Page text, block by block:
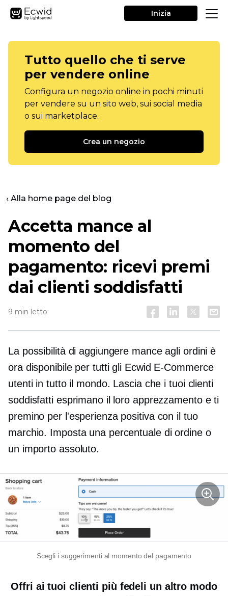
Inizia
Tutto quello che ti serve
per vendere online
Configura un negozio online in pochi minuti
per vendere su un sito web, sui social media
o sui marketplace.
Crea un negozio
‹ Alla home page del blog
Accetta mance al
momento del
pagamento: ricevi premi
dai clienti soddisfatti
9 min letto
La possibilità di aggiungere mance agli ordini è
ora disponibile per tutti gli Ecwid E-Commerce
utenti in tutto il mondo. Lascia che i tuoi clienti
soddisfatti esprimano il loro apprezzamento e ti
premino per l'esperienza positiva con il tuo
marchio. Imposta una percentuale di ordine o
un importo assoluto.
Scegli i suggerimenti al momento del pagamento
Offri ai tuoi clienti più fedeli un altro modo